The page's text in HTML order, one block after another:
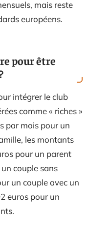
mais reste
européens.
pour être
intégrer le club
comme « riches »
par mois pour un
les montants
pour un parent
couple sans
un couple avec un
euros pour un